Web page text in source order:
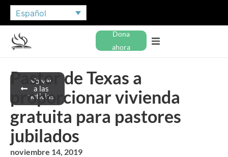
Español
Dona
ahora
Volver
a las
noticias
Pastor de Texas a
proporcionar vivienda
gratuita para pastores
jubilados
noviembre 14, 2019